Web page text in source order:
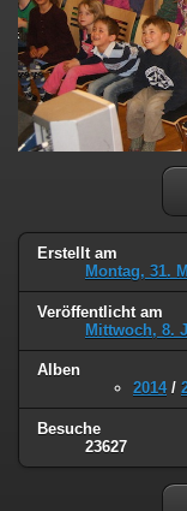
Erstellt am
Montag, 31.
Veröffentlicht am
Mittwoch, 8.
Alben
2014/
Besuche
23627